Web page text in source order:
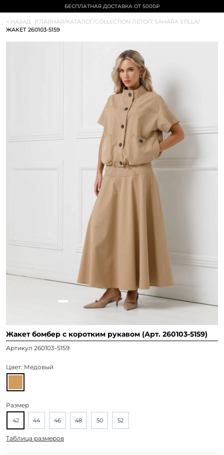
БЕСПЛАТНАЯ ДОСТАВКА ОТ 5000₽
< НАЗАД |ГЛАВНАЯ/КАТАЛОГ/COLLECTION ЛЕТО/7. SAHARA STILLA/
ЖАКЕТ 260103-5159
Жакет бомбер с коротким рукавом (Арт. 260103-5159)
Артикул 260103-5159
Цвет: Медовый
Размер
42 44 46 48 50 52
Таблица размеров